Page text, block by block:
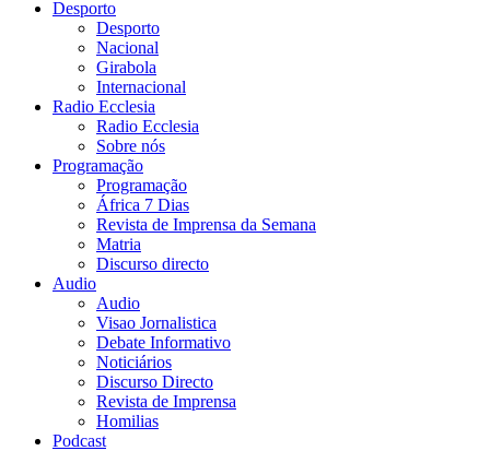
Desporto
Desporto
Nacional
Girabola
Internacional
Radio Ecclesia
Radio Ecclesia
Sobre nós
Programação
Programação
África 7 Dias
Revista de Imprensa da Semana
Matria
Discurso directo
Audio
Audio
Visao Jornalistica
Debate Informativo
Noticiários
Discurso Directo
Revista de Imprensa
Homilias
Podcast